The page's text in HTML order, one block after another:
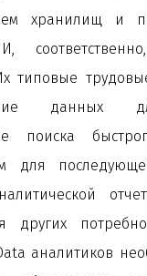
хранилищ и
И,
типовые
данных
поиска
для
других
аналитиков